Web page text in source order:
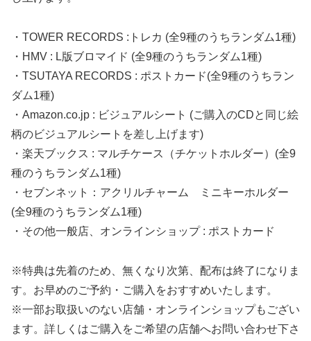
・TOWER RECORDS :トレカ (全9種のうちランダム1種)
・HMV : L版ブロマイド (全9種のうちランダム1種)
・TSUTAYA RECORDS : ポストカード(全9種のうちラン
ダム1種)
・Amazon.co.jp : ビジュアルシート (ご購入のCDと同じ絵
柄のビジュアルシートを差し上げます)
・楽天ブックス : マルチケース（チケットホルダー）(全9
種のうちランダム1種)
・セブンネット：アクリルチャーム ミニキーホルダー
(全9種のうちランダム1種)
・その他一般店、オンラインショップ : ポストカード
※特典は先着のため、無くなり次第、配布は終了になりま
す。お早めのご予約・ご購入をおすすめいたします。
※一部お取扱いのない店舗・オンラインショップもござい
ます。詳しくはご購入をご希望の店舗へお問い合わせ下さ